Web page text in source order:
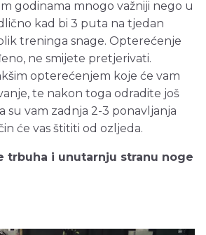
godinama mnogo važniji nego u
kad bi 3 puta na tjedan
treninga snage. Opterećenje
ne smijete pretjerivati.
opterećenjem koje će vam
te nakon toga odradite još
su vam zadnja 2-3 ponavljanja
će vas štititi od ozljeda.
trbuha i unutarnju stranu noge